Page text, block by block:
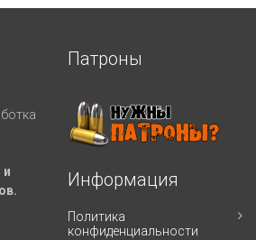
и
Патроны
Информация
Политика
конфиденциальности